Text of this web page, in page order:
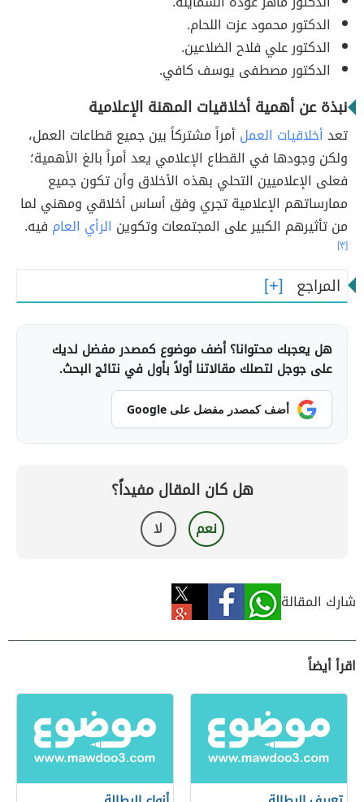
الدكتور محمود عزت اللحام.
الدكتور علي فلاح الضلاعين.
الدكتور مصطفى يوسف كافي.
نبذة عن أهمية أخلاقيات المهنة الإعلامية
تعدأخلاقيات العمل أمراً مشتركاً بين جميع قطاعات العمل،
ولكن وجودها في القطاع الإعلامي يعد أمراً بالغ الأهمية؛
فعلى الإعلاميين التحلي بهذه الأخلاق وأن تكون جميع
ممارساتهم الإعلامية تجري وفق أساس أخلاقي ومهني لما
من تأثيرهم الكبير على المجتمعات وتكوين الرأي العام فيه.
[٣]
المراجع
هل يعجبك محتوانا؟ أضف موضوع كمصدر مفضل لديك
على جوجل لتصلك مقالاتنا أولاً بأول في نتائج البحث.
أضف كمصدر مفضل على Google
هل كان المقال مفيداً؟
نعم لا
شارك المقالة
اقرأ أيضاً